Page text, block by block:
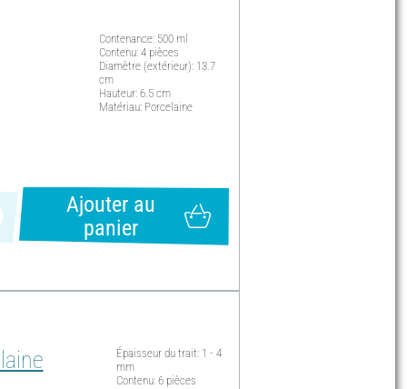
Contenance: 500 ml
Contenu: 4 pièces
Diamètre (extérieur): 13.7
cm
Hauteur: 6.5 cm
Matériau: Porcelaine
Ajouter au
panier
Épaisseur du trait: 1 - 4
mm
Contenu: 6 pièces